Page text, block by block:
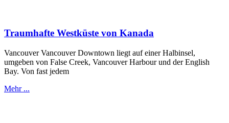
Traumhafte Westküste von Kanada
Vancouver Vancouver Downtown liegt auf einer Halbinsel,
umgeben von False Creek, Vancouver Harbour und der English
Bay. Von fast jedem
Mehr ...